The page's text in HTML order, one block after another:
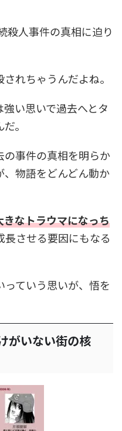
殺人事件の真相に迫り
れちゃうんだよね。
い思いで過去へとタ
。
事件の真相を明らか
、物語をどんどん動か
きなトラウマになっち
長させる要因にもなる
ていう思いが、悟を
がいない街の核